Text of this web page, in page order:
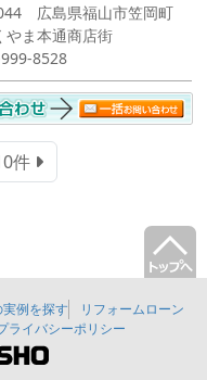
広島県福山市笠岡町
やま本通商店街
8528
件
実例を探す
リフォームローン
ライバシーポリシー